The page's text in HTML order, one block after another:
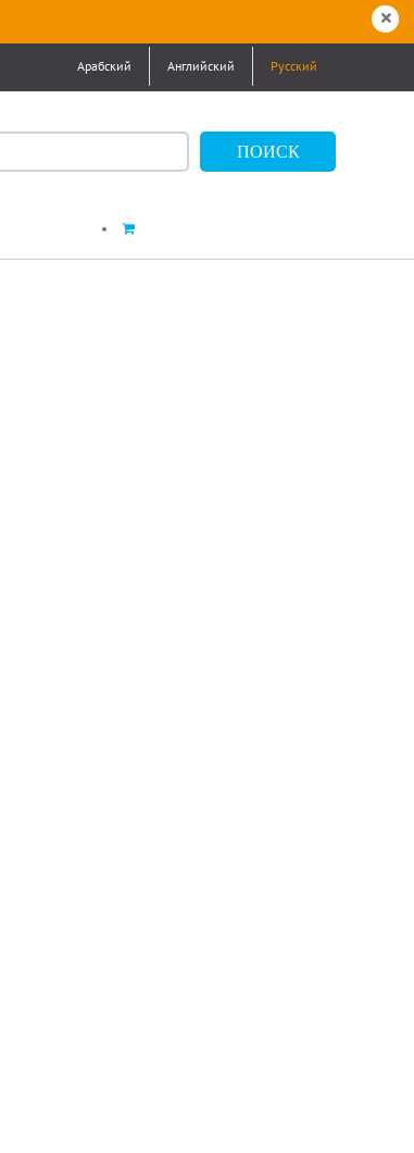
Арабский Английский Русский